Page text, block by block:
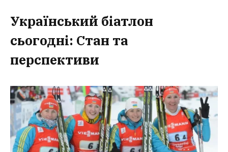
Український біатлон
сьогодні: Стан та
перспективи